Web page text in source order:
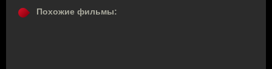
Похожие фильмы: